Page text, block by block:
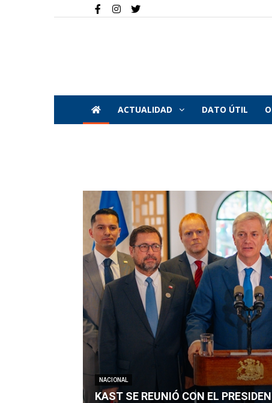
ACTUALIDAD DATO ÚTIL
NACIONAL
KAST SE REUNIÓ CON EL